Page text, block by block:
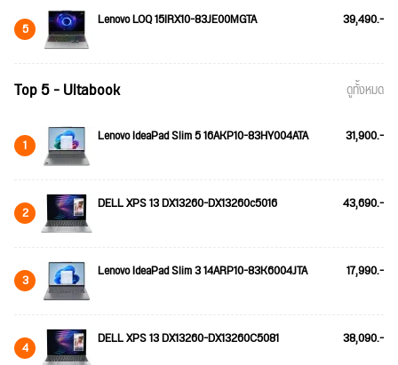
5 Lenovo LOQ 15IRX10-83JE00MGTA 39,490.-
Top 5 - Ultabook ดูทั้งหมด
1 Lenovo IdeaPad Slim 5 16AKP10-83HY004ATA 31,900.-
2 DELL XPS 13 DX13260-DX13260c5016 43,690.-
3 Lenovo IdeaPad Slim 3 14ARP10-83K6004JTA 17,990.-
4 DELL XPS 13 DX13260-DX13260C5081 38,090.-